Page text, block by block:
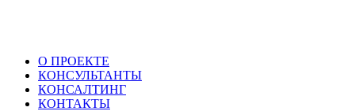
О ПРОЕКТЕ
КОНСУЛЬТАНТЫ
КОНСАЛТИНГ
КОНТАКТЫ